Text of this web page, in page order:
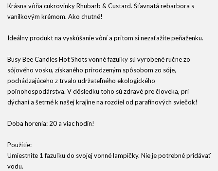
Krásna vôňa cukrovinky Rhubarb & Custard. Šťavnatá rebarbora s
vanilkovým krémom. Ako chutné!
Ideálny produkt na vyskúšanie vôní a pritom si nezaťažíte peňaženku.
Busy Bee Candles Hot Shots vonné fazuľky sú vyrobené ručne zo
sójového vosku, získaného prirodzeným spôsobom zo sóje,
pochádzajúceho z trvalo udržateľného ekologického
poľnohospodárstva. V dôsledku toho sú zdravé pre človeka, pri
dýchaní a šetrné k našej krajine na rozdiel od parafínových sviečok!
Doba horenia: 20 a viac hodín!
Použitie:
Umiestnite 1 fazuľku do svojej vonné lampičky. Nie je potrebné pridávať
vodu.